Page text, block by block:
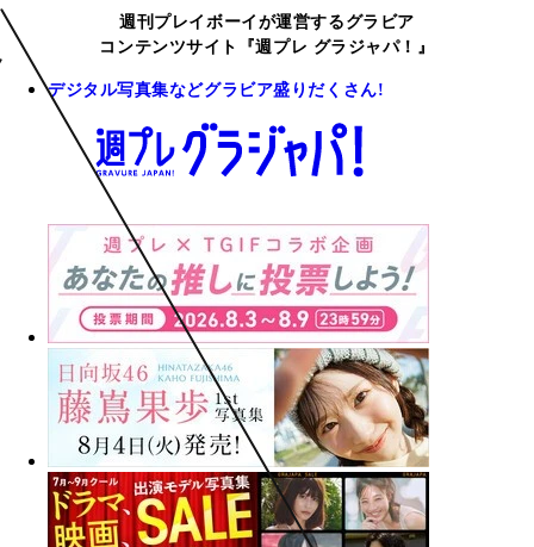
週刊プレイボーイが運営するグラビア
コンテンツサイト『週プレ グラジャパ！』
デジタル写真集などグラビア盛りだくさん!